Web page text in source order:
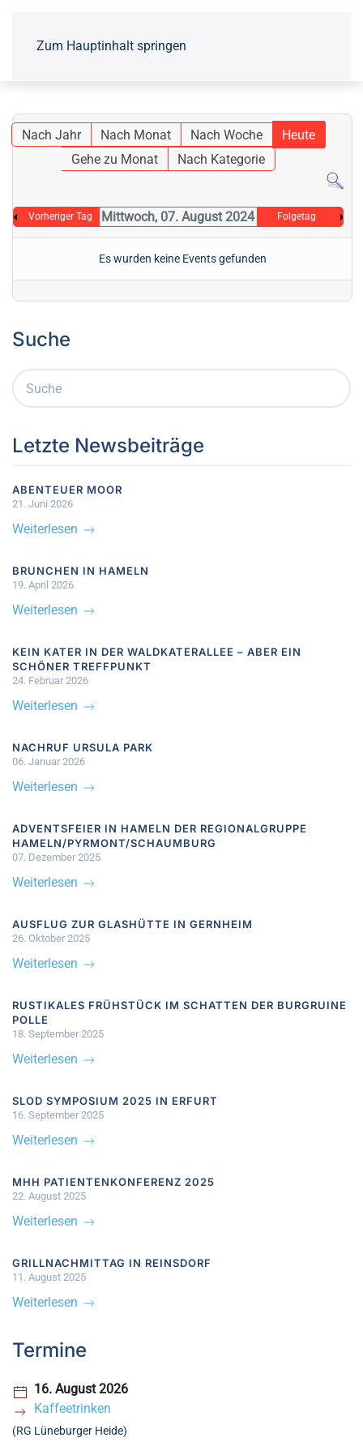
Zum Hauptinhalt springen
Nach Jahr Nach Monat Nach Woche
Heute
Gehe zu Monat
Nach Kategorie
Vorheriger Tag Mittwoch, 07. August 2024 Folgetag
Es wurden keine Events gefunden
Suche
Letzte Newsbeiträge
ABENTEUER MOOR
21. Juni 2026
Weiterlesen
BRUNCHEN IN HAMELN
19. April 2026
Weiterlesen
KEIN KATER IN DER WALDKATERALLEE – ABER EIN
SCHÖNER TREFFPUNKT
24. Februar 2026
Weiterlesen
NACHRUF URSULA PARK
06. Januar 2026
Weiterlesen
ADVENTSFEIER IN HAMELN DER REGIONALGRUPPE
HAMELN/PYRMONT/SCHAUMBURG
07. Dezember 2025
Weiterlesen
AUSFLUG ZUR GLASHÜTTE IN GERNHEIM
26. Oktober 2025
Weiterlesen
RUSTIKALES FRÜHSTÜCK IM SCHATTEN DER BURGRUINE
POLLE
18. September 2025
Weiterlesen
SLOD SYMPOSIUM 2025 IN ERFURT
16. September 2025
Weiterlesen
MHH PATIENTENKONFERENZ 2025
22. August 2025
Weiterlesen
GRILLNACHMITTAG IN REINSDORF
11. August 2025
Weiterlesen
Termine
16. August 2026
Kaffeetrinken
(RG Lüneburger Heide)